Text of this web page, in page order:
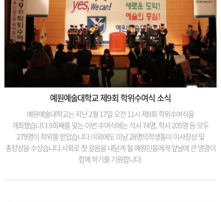
예원예술대학교 제9회 학위수여식 소식
예원예술대학교는 지난 2월 17일 오전 11시 제9회 학위수여식을
개최했습니다.9회째를 맞는 이번 수여식에는 석사 74명, 학사 205명 등 모두
279명이 학위를 받았습니다.이외에도 이날 28명의학생들이 이사장상 및
총장상을 수상습니다.사회로 첫 걸음을 내딛게 될 예원인들에게 앞날에 큰 영광이
함께 하기를 기원합니다.